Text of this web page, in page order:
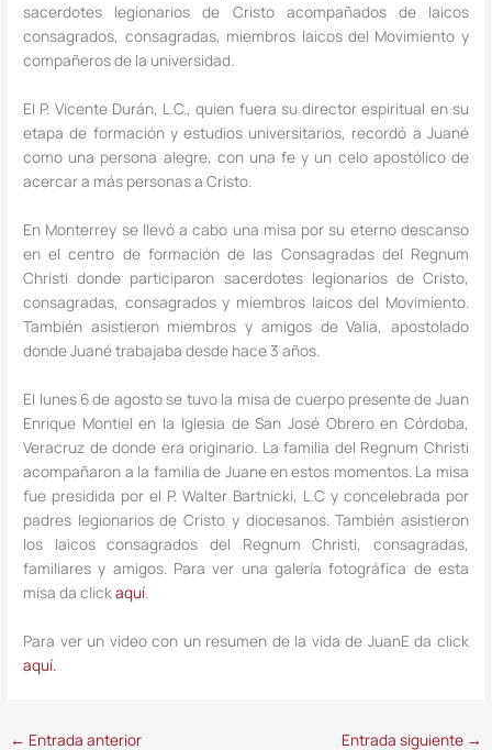
sacerdotes legionarios de Cristo acompañados de laicos
consagrados, consagradas, miembros laicos del Movimiento y
compañeros de la universidad.
El P. Vicente Durán, L.C., quien fuera su director espiritual en su
etapa de formación y estudios universitarios, recordó a Juané
como una persona alegre, con una fe y un celo apostólico de
acercar a más personas a Cristo.
En Monterrey se llevó a cabo una misa por su eterno descanso
en el centro de formación de las Consagradas del Regnum
Christi donde participaron sacerdotes legionarios de Cristo,
consagradas, consagrados y miembros laicos del Movimiento.
También asistieron miembros y amigos de Valia, apostolado
donde Juané trabajaba desde hace 3 años.
El lunes 6 de agosto se tuvo la misa de cuerpo presente de Juan
Enrique Montiel en la Iglesia de San José Obrero en Córdoba,
Veracruz de donde era originario. La familia del Regnum Christi
acompañaron a la familia de Juane en estos momentos. La misa
fue presidida por el P. Walter Bartnicki, L.C y concelebrada por
padres legionarios de Cristo y diocesanos. También asistieron
los laicos consagrados del Regnum Christi, consagradas,
familiares y amigos. Para ver una galería fotográfica de esta
misa da clickaquí
Para ver un video con un resumen de la vida de JuanE da click
aquí.
← Entrada anterior Entrada siguiente →